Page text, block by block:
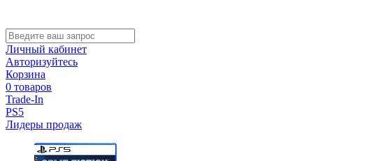
Личный кабинет
Авторизуйтесь
Корзина
0 товаров
Trade-In
PS5
Лидеры продаж